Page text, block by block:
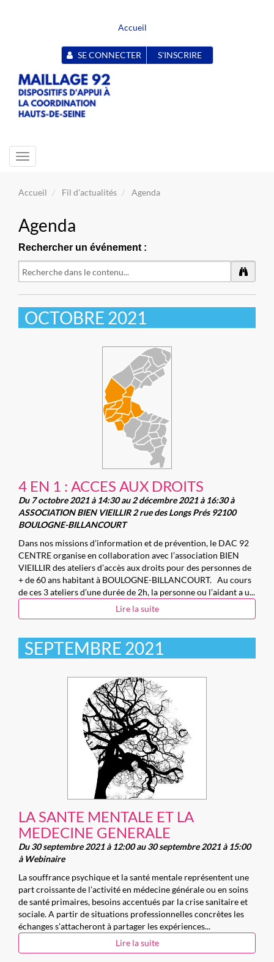
Accueil
SE CONNECTER S'INSCRIRE
Toggle
navigation
Accueil Fil d'actualités Agenda
Agenda
Rechercher un événement :
OCTOBRE 2021
4 EN 1 : ACCES AUX DROITS
Du 7 octobre 2021 à 14:30 au 2 décembre 2021 à 16:30 à
ASSOCIATION BIEN VIEILLIR 2 rue des Longs Prés 92100
BOULOGNE-BILLANCOURT
Dans nos missions d’information et de prévention, le DAC 92
CENTRE organise en collaboration avec l’association BIEN
VIEILLIR des ateliers d’accès aux droits pour des personnes de
+ de 60 ans habitant à BOULOGNE-BILLANCOURT. Au cours
de ces 3 ateliers d’une durée de 2h, la personne ou l’aidant a u...
Lire la suite
SEPTEMBRE 2021
LA SANTE MENTALE ET LA
MEDECINE GENERALE
Du 30 septembre 2021 à 12:00 au 30 septembre 2021 à 15:00
à Webinaire
La souffrance psychique et la santé mentale représentent une
part croissante de l’activité en médecine générale ou en soins
de santé primaires, besoins accentués par la crise sanitaire et
sociale. A partir de situations professionnelles concrètes les
échanges s'attacheront à partager les expériences...
Lire la suite